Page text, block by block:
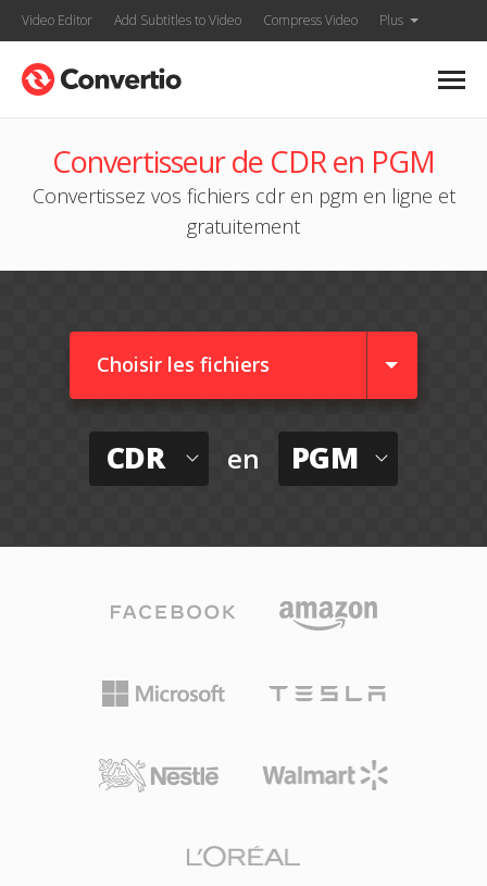
Video Editor Add Subtitles to Video Compress Video Plus
Convertisseur de CDR en PGM
Convertissez vos fichiers cdr en pgm en ligne et
gratuitement
Choisir les fichiers
CDR en PGM